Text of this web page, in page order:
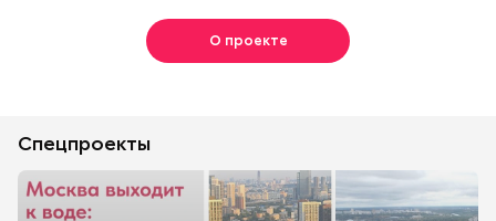
О проекте
Спецпроекты